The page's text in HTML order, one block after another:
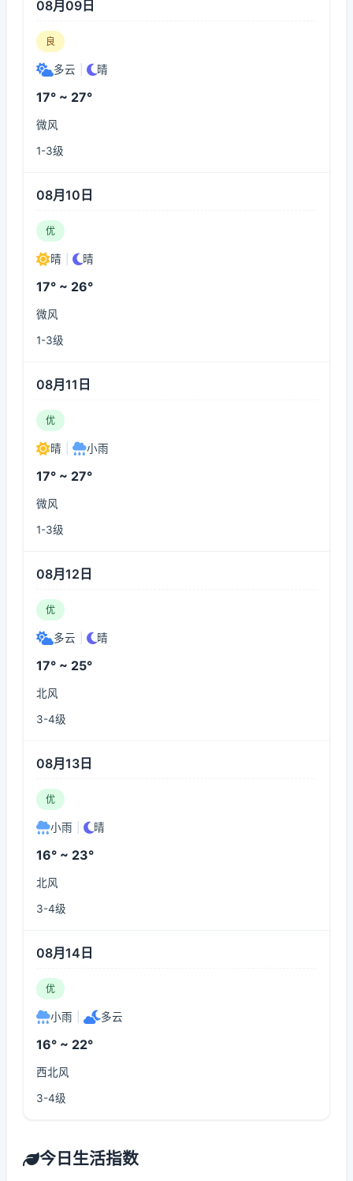
08月09日
良
多云 晴
17° ~ 27°
微风
1-3级
08月10日
优
晴 晴
17° ~ 26°
微风
1-3级
08月11日
优
晴 小雨
17° ~ 27°
微风
1-3级
08月12日
优
多云 晴
17° ~ 25°
北风
3-4级
08月13日
优
小雨 晴
16° ~ 23°
北风
3-4级
08月14日
优
小雨 多云
16° ~ 22°
西北风
3-4级
今日生活指数